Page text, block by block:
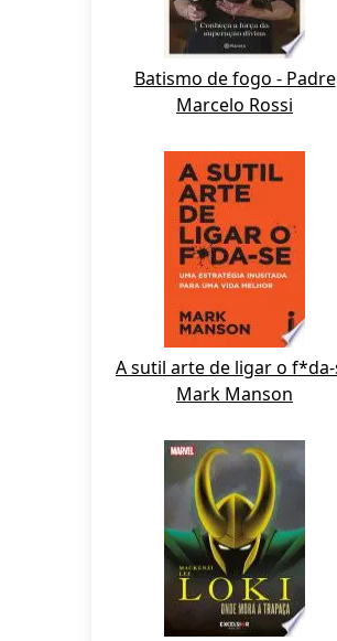
Batismo de fogo - Padre
Marcelo Rossi
A sutil arte de ligar o
Mark Manson